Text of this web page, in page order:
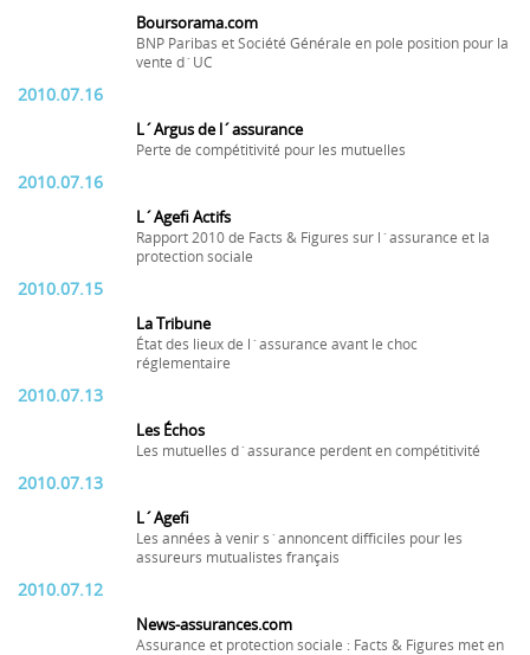
Boursorama.com
BNP Paribas et Société Générale en pole position pour la
vente d´UC
2010.07.16
L´Argus de l´assurance
Perte de compétitivité pour les mutuelles
2010.07.16
L´Agefi Actifs
Rapport 2010 de Facts & Figures sur l´assurance et la
protection sociale
2010.07.15
La Tribune
État des lieux de l´assurance avant le choc
réglementaire
2010.07.13
Les Échos
Les mutuelles d´assurance perdent en compétitivité
2010.07.13
L´Agefi
Les années à venir s´annoncent difficiles pour les
assureurs mutualistes français
2010.07.12
News-assurances.com
Assurance et protection sociale : Facts & Figures met en